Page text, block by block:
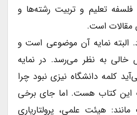
تعلیم و تربیت رشته‌ها و
است.
البته نمایه آن موضوعی است و
به نظر می‌رسد. در نمایه
کلمه دانشگاه نیزی نبود چرا
این کتاب هست. اما جای برخی
هیئت علمی، پرولتاریاری